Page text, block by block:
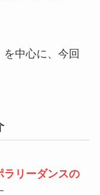
中心に、今回
ラリーダンスの